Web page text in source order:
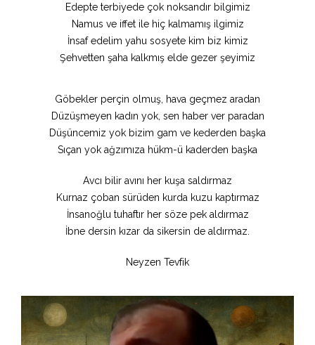
Edepte terbiyede çok noksandır bilgimiz
Namus ve iffet ile hiç kalmamış ilgimiz
İnsaf edelim yahu sosyete kim biz kimiz
Şehvetten şaha kalkmış elde gezer şeyimiz
Göbekler perçin olmuş, hava geçmez aradan
Düzüşmeyen kadın yok, sen haber ver paradan
Düşüncemiz yok bizim gam ve kederden başka
Sıçan yok ağzımıza hükm-ü kaderden başka
Avcı bilir avını her kuşa saldırmaz
Kurnaz çoban sürüden kurda kuzu kaptırmaz
İnsanoğlu tuhaftır her söze pek aldırmaz
İbne dersin kızar da sikersin de aldırmaz.
Neyzen Tevfik